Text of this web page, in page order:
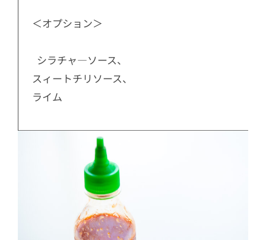
  ＜オプション＞
    シラチャ―ソース、
  スィートチリソース、
  ライム